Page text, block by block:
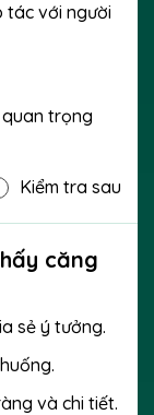
tác với người
trọng
Kiểm tra sau
căng
sẻ ý tưởng.
và chi tiết.